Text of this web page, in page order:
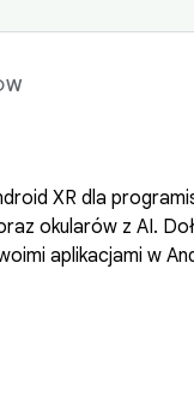
XR dla
okularów z AI.
aplikacjami w